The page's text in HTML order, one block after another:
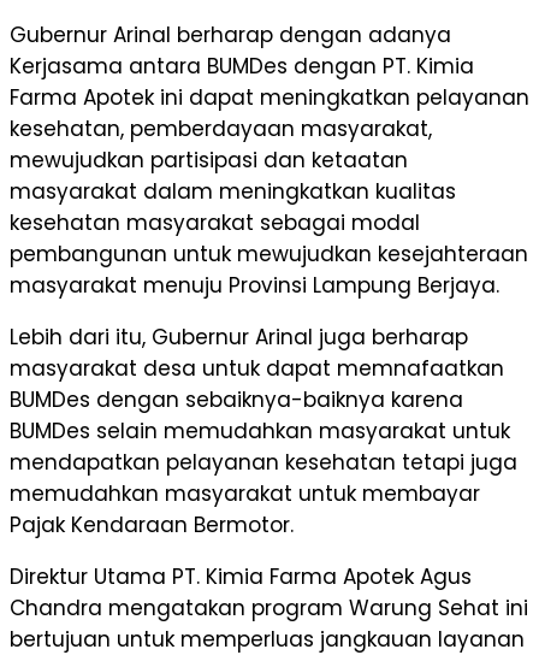
Gubernur Arinal berharap dengan adanya
Kerjasama antara BUMDes dengan PT. Kimia
Farma Apotek ini dapat meningkatkan pelayanan
kesehatan, pemberdayaan masyarakat,
mewujudkan partisipasi dan ketaatan
masyarakat dalam meningkatkan kualitas
kesehatan masyarakat sebagai modal
pembangunan untuk mewujudkan kesejahteraan
masyarakat menuju Provinsi Lampung Berjaya.
Lebih dari itu, Gubernur Arinal juga berharap
masyarakat desa untuk dapat memnafaatkan
BUMDes dengan sebaiknya-baiknya karena
BUMDes selain memudahkan masyarakat untuk
mendapatkan pelayanan kesehatan tetapi juga
memudahkan masyarakat untuk membayar
Pajak Kendaraan Bermotor.
Direktur Utama PT. Kimia Farma Apotek Agus
Chandra mengatakan program Warung Sehat ini
bertujuan untuk memperluas jangkauan layanan